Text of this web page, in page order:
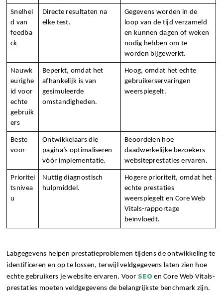
Snelhei
d van
feedba
ck
Directe resultaten na
elke test.
Gegevens worden in de
loop van de tijd verzameld
en kunnen dagen of weken
nodig hebben om te
worden bijgewerkt.
Nauwk
eurighe
id voor
echte
gebruik
ers
Beperkt, omdat het
afhankelijk is van
gesimuleerde
omstandigheden.
Hoog, omdat het echte
gebruikerservaringen
weerspiegelt.
Beste
voor
Ontwikkelaars die
pagina’s optimaliseren
vóór implementatie.
Beoordelen hoe
daadwerkelijke bezoekers
websiteprestaties ervaren.
Prioritei
tsnivea
u
Nuttig diagnostisch
hulpmiddel.
Hogere prioriteit, omdat het
echte prestaties
weerspiegelt en Core Web
Vitals-rapportage
beïnvloedt.
Labgegevens helpen prestatieproblemen tijdens de ontwikkeling te
identificeren en op te lossen, terwijl veldgegevens laten zien hoe
echte gebruikers je website ervaren. Voor SEO en Core Web Vitals-
prestaties moeten veldgegevens de belangrijkste benchmark zijn.